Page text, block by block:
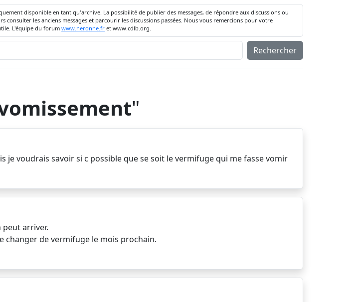
disponible en tant qu'archive. La possibilité de publier des messages, de répondre aux discussions ou
les anciens messages et parcourir les discussions passées. Nous vous remercions pour votre
L'équipe du forum www.neronne.fr et www.cdlb.org.
Rechercher
"
voudrais savoir si c possible que se soit le vermifuge qui me fasse vomir
peut arriver.
changer de vermifuge le mois prochain.